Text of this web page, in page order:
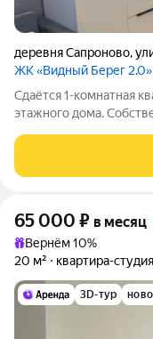
деревня Сапроново,
ЖК «Видный Берег 2.0»
Сдаётся 1-комнатная
этажного дома.
оплачиваются
детьми, можно с
65 000 ₽ в месяц
Вернём 10%
20 м²
квартира-студия
3D-тур